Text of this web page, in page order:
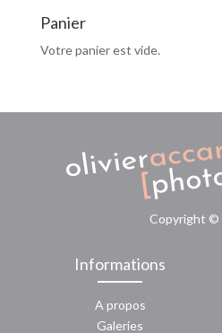
Panier
Votre panier est vide.
Copyright ©
Informations
A propos
Galeries